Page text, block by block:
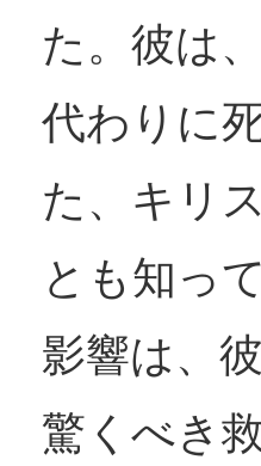
た。彼は
代わりに
た、キリ
とも知っ
影響は、
驚くべき